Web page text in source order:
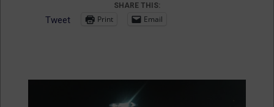
SHARE THIS:
Tweet Print Email